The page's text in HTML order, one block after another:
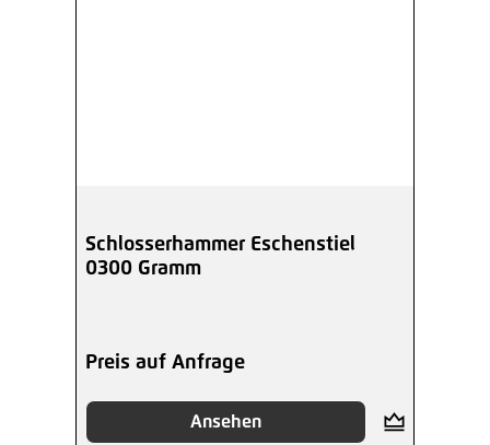
Schlosserhammer Eschenstiel
0300 Gramm
Preis auf Anfrage
Ansehen